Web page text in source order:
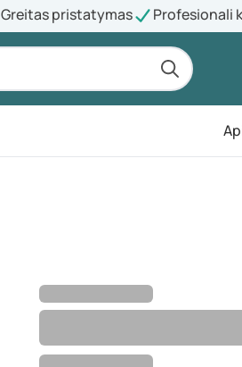
Greitas pristatymas Profesionali